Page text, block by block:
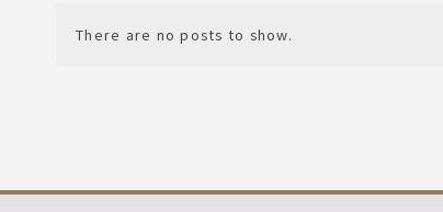
There are no posts to show.